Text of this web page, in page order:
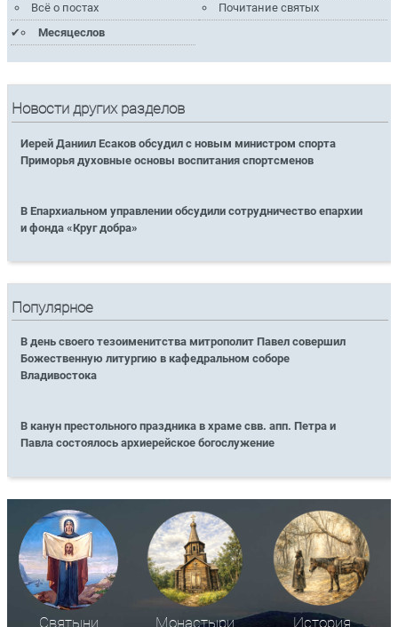
Всё о постах
Почитание святых
Месяцеслов
Новости других разделов
Иерей Даниил Есаков обсудил с новым министром спорта
Приморья духовные основы воспитания спортсменов
В Епархиальном управлении обсудили сотрудничество епархии
и фонда «Круг добра»
Популярное
В день своего тезоименитства митрополит Павел совершил
Божественную литургию в кафедральном соборе
Владивостока
В канун престольного праздника в храме свв. апп. Петра и
Павла состоялось архиерейское богослужение
Святыни Монастыри История